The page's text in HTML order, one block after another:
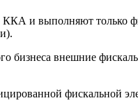
и выполняют только
бизнеса внешние
фискальной